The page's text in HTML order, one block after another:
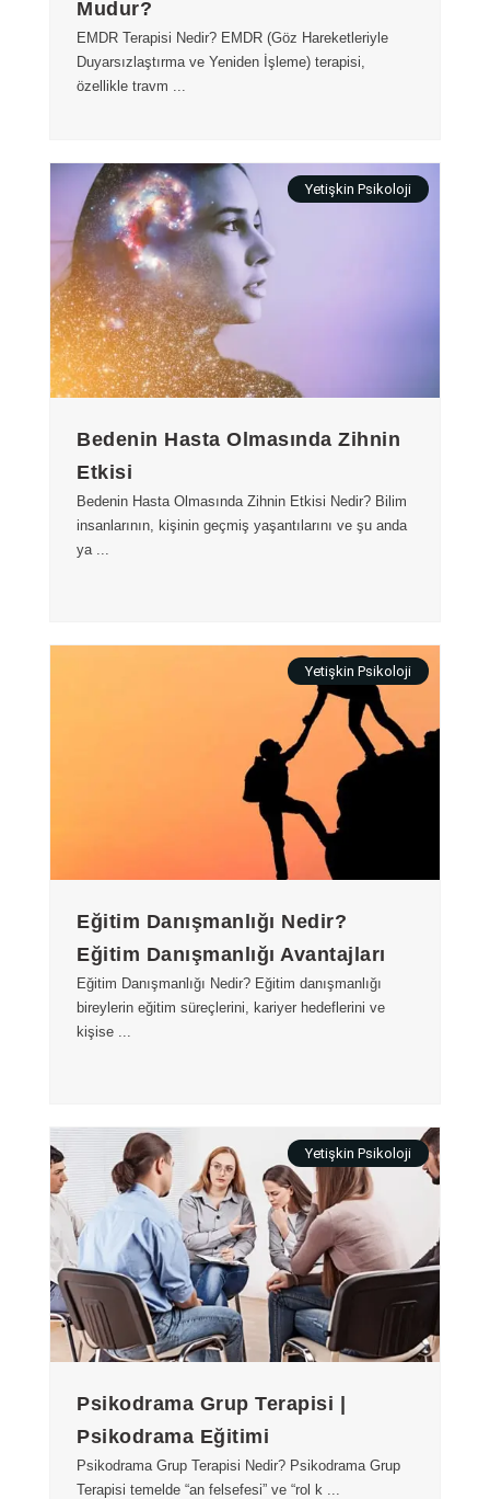
Mudur?
EMDR Terapisi Nedir? EMDR (Göz Hareketleriyle
Duyarsızlaştırma ve Yeniden İşleme) terapisi,
özellikle travm ...
Yetişkin Psikoloji
Bedenin Hasta Olmasında Zihnin
Etkisi
Bedenin Hasta Olmasında Zihnin Etkisi Nedir? Bilim
insanlarının, kişinin geçmiş yaşantılarını ve şu anda
ya ...
Yetişkin Psikoloji
Eğitim Danışmanlığı Nedir?
Eğitim Danışmanlığı Avantajları
Eğitim Danışmanlığı Nedir? Eğitim danışmanlığı
bireylerin eğitim süreçlerini, kariyer hedeflerini ve
kişise ...
Yetişkin Psikoloji
Psikodrama Grup Terapisi |
Psikodrama Eğitimi
Psikodrama Grup Terapisi Nedir? Psikodrama Grup
Terapisi temelde “an felsefesi” ve “rol k ...